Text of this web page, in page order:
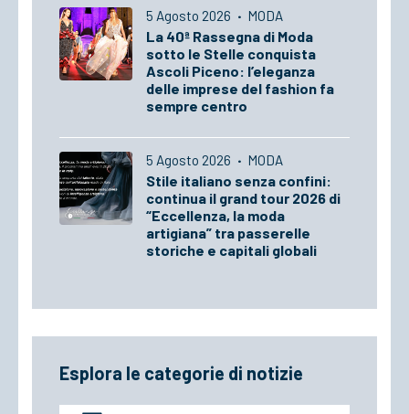
5 Agosto 2026 · MODA
La 40ª Rassegna di Moda
sotto le Stelle conquista
Ascoli Piceno: l’eleganza
delle imprese del fashion fa
sempre centro
5 Agosto 2026 · MODA
Stile italiano senza confini:
continua il grand tour 2026 di
“Eccellenza, la moda
artigiana” tra passerelle
storiche e capitali globali
Esplora le categorie di notizie